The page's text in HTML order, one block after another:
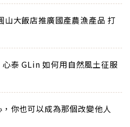
山大飯店推廣國產農漁產品 打
泰 GLin 如何用自然風土征服
你也可以成為那個改變他人